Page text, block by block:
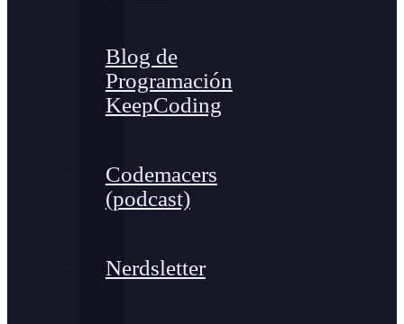
Blog de
Programación
KeepCoding
Codemacers
(podcast)
Nerdsletter